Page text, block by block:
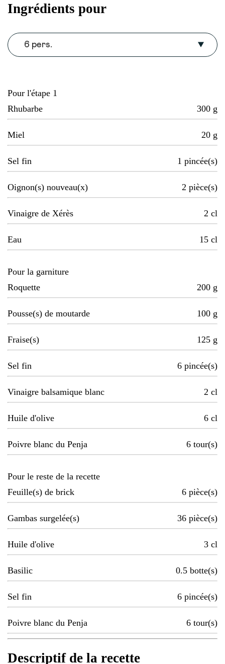
Ingrédients pour
6 pers.
Pour l'étape 1
Rhubarbe
300 g
Miel 20 g
Sel fin 1 pincée(s)
Oignon(s) nouveau(x) 2 pièce(s)
Vinaigre de Xérès 2 cl
Eau 15 cl
Pour la garniture
Roquette
200 g
Pousse(s) de moutarde 100 g
Fraise(s) 125 g
Sel fin 6 pincée(s)
Vinaigre balsamique blanc 2 cl
Huile d'olive 6 cl
Poivre blanc du Penja 6 tour(s)
Pour le reste de la recette
Feuille(s) de brick
6 pièce(s)
Gambas surgelée(s) 36 pièce(s)
Huile d'olive 3 cl
Basilic 0.5 botte(s)
Sel fin 6 pincée(s)
Poivre blanc du Penja 6 tour(s)
Descriptif de la recette